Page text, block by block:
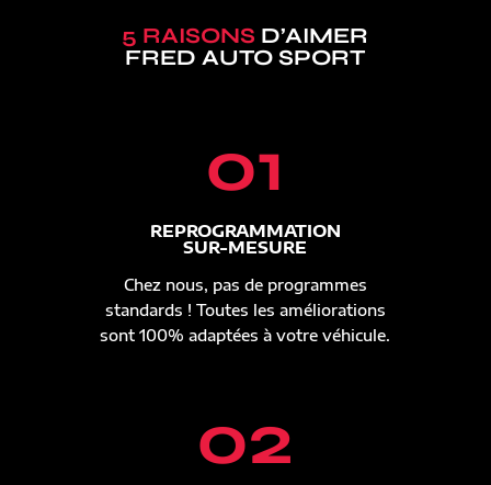
5 RAISONS D’AIMER
FRED AUTO SPORT
01
REPROGRAMMATION
SUR-MESURE
Chez nous, pas de programmes
standards ! Toutes les améliorations
sont 100% adaptées à votre véhicule.
02